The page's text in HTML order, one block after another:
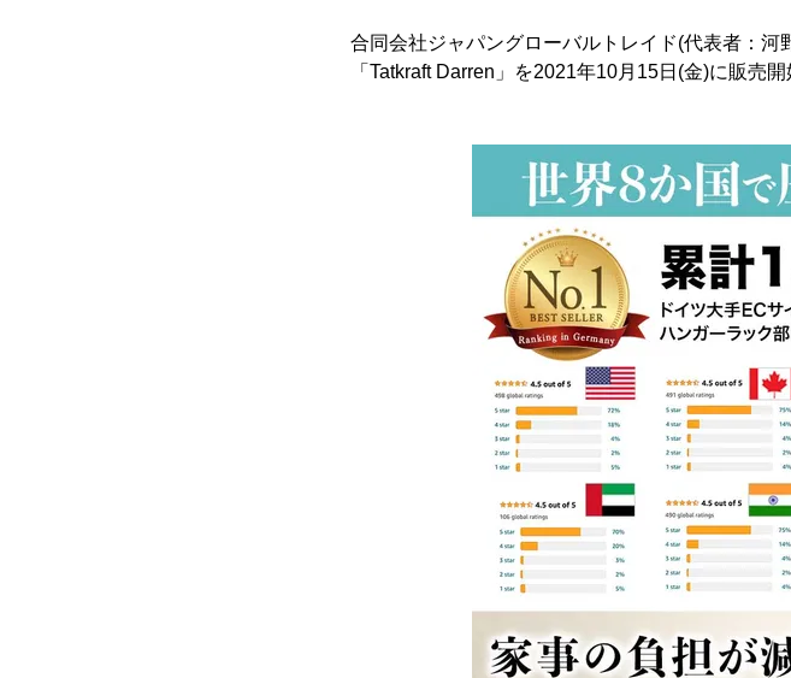
合同会社ジャパングローバルトレイド(代表者：
「Tatkraft Darren」を2021年10月15日(金)に販売開